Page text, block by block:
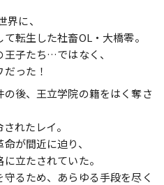
に、
転生した社畜OL・大橋零。
子たち…ではなく、
った！
後、王立学院の籍をはく奪さ
れたレイ。
が間近に迫り、
立たされていた。
るため、あらゆる手段を尽く